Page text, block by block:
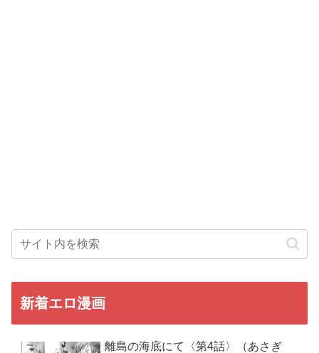
新着エロ漫画
離島の海底にて〈第4話〉（あさぎ